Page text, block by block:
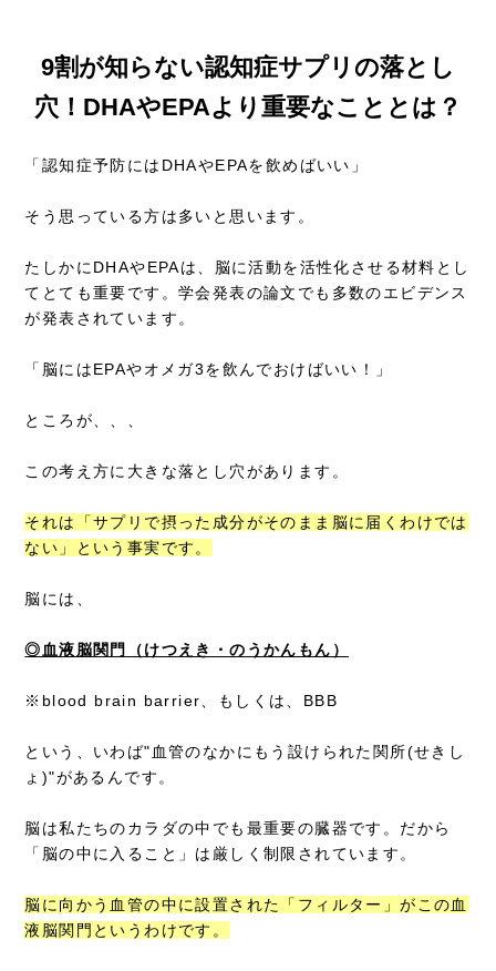
9割が知らない認知症サプリの落とし
穴！DHAやEPAより重要なこととは？
「認知症予防にはDHAやEPAを飲めばいい」
そう思っている方は多いと思います。
たしかにDHAやEPAは、脳に活動を活性化させる材料とし
てとても重要です。学会発表の論文でも多数のエビデンス
が発表されています。
「脳にはEPAやオメガ3を飲んでおけばいい！」
ところが、、、
この考え方に大きな落とし穴があります。
それは「サプリで摂った成分がそのまま脳に届くわけでは
ない」という事実です。
脳には、
◎血液脳関門（けつえき・のうかんもん）
※blood brain barrier、もしくは、BBB
という、いわば"血管のなかにもう設けられた関所(せきし
ょ)"があるんです。
脳は私たちのカラダの中でも最重要の臓器です。だから
「脳の中に入ること」は厳しく制限されています。
脳に向かう血管の中に設置された「フィルター」がこの血
液脳関門というわけです。